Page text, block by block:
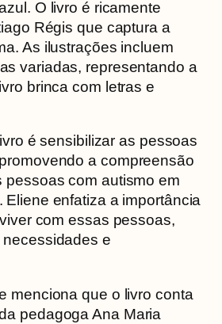
O livro é ricamente
Régis que captura a
As ilustrações incluem
variadas, representando a
brinca com letras e
é sensibilizar as pessoas
a compreensão
pessoas com autismo em
enfatiza a importância
com essas pessoas,
e
menciona que o livro conta
pedagoga Ana Maria